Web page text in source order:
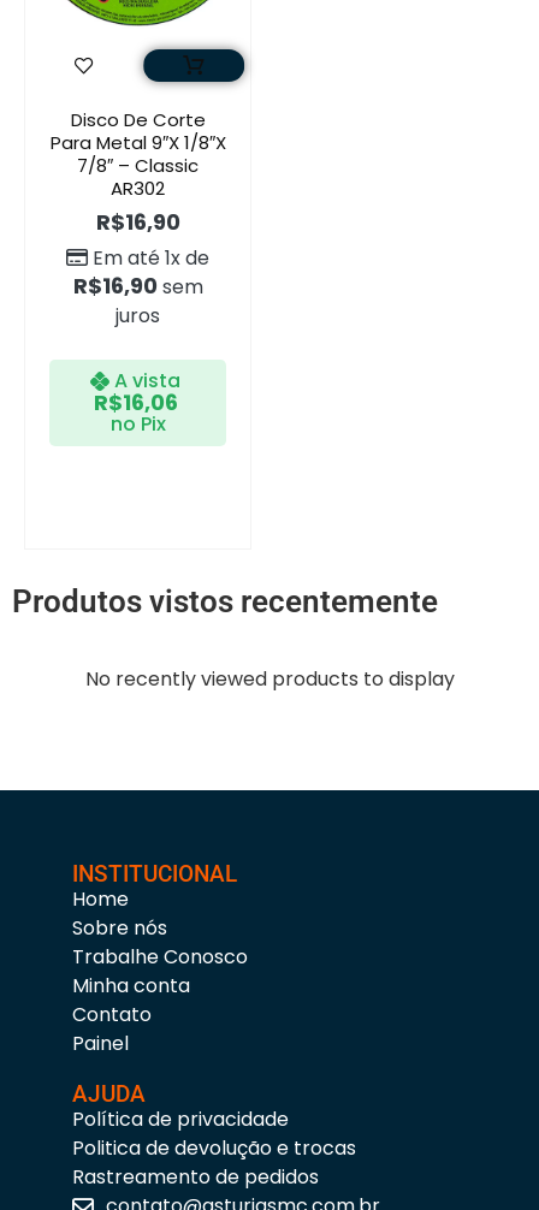
Disco De Corte
Para Metal 9″x 1/8″x
7/8″ – Classic
AR302
R$16,90
Em até 1x de
R$16,90 sem
juros
A vista
R$16,06
no Pix
Produtos vistos recentemente
No recently viewed products to display
INSTITUCIONAL
Home
Sobre nós
Trabalhe Conosco
Minha conta
Contato
Painel
AJUDA
Política de privacidade
Politica de devolução e trocas
Rastreamento de pedidos